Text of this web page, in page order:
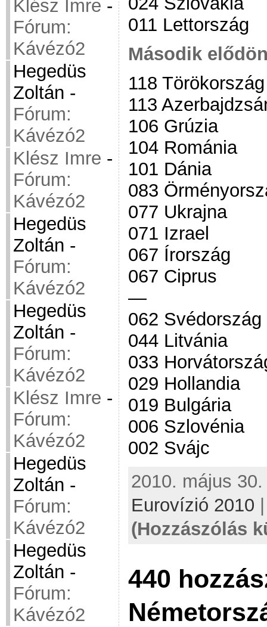
Klész Imre -
Fórum:
Kávézó2
Hegedüs
Zoltán -
Fórum:
Kávézó2
Klész Imre -
Fórum:
Kávézó2
Hegedüs
Zoltán -
Fórum:
Kávézó2
Hegedüs
Zoltán -
Fórum:
Kávézó2
Klész Imre -
Fórum:
Kávézó2
Hegedüs
Zoltán -
Fórum:
Kávézó2
Hegedüs
Zoltán -
Fórum:
Kávézó2
011 Lettország
Második
118 Törökország
113
106 Grúzia
104 Románia
101 Dánia
083
077 Ukrajna
071 Izrael
067 Írország
067 Ciprus
—
062 Svédország
044 Litvánia
033
029 Hollandia
019 Bulgária
006 Szlovénia
002 Svájc
2010. május
Eurovízió 2010
(Hozzászólás
440